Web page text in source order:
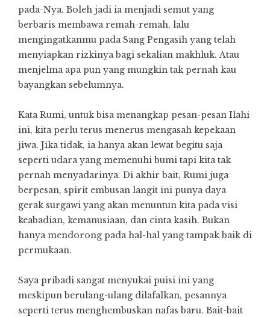
pada-Nya. Boleh jadi ia menjadi semut yang
berbaris membawa remah-remah, lalu
mengingatkanmu pada Sang Pengasih yang telah
menyiapkan rizkinya bagi sekalian makhluk. Atau
menjelma apa pun yang mungkin tak pernah kau
bayangkan sebelumnya.
Kata Rumi, untuk bisa menangkap pesan-pesan Ilahi
ini, kita perlu terus menerus mengasah kepekaan
jiwa. Jika tidak, ia hanya akan lewat begitu saja
seperti udara yang memenuhi bumi tapi kita tak
pernah menyadarinya. Di akhir bait, Rumi juga
berpesan, spirit embusan langit ini punya daya
gerak surgawi yang akan menuntun kita pada visi
keabadian, kemanusiaan, dan cinta kasih. Bukan
hanya mendorong pada hal-hal yang tampak baik di
permukaan.
Saya pribadi sangat menyukai puisi ini yang
meskipun berulang-ulang dilafalkan, pesannya
seperti terus menghembuskan nafas baru. Bait-bait